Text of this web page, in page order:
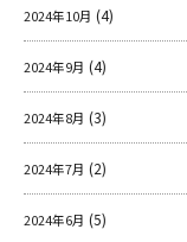
2024年10月 (4)
2024年9月 (4)
2024年8月 (3)
2024年7月 (2)
2024年6月 (5)